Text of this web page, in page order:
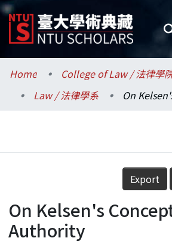
Communities & Collections
Research Outputs
Statistics
Home
College of Law / 法律學
Law / 法律學系
Details
Export
On Kelsen's
Authority